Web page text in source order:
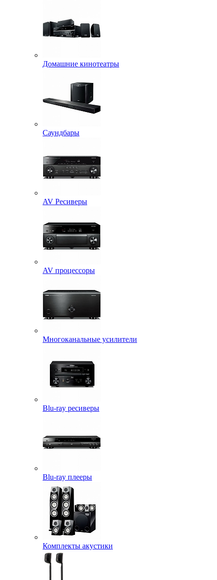
Домашние кинотеатры
Саундбары
AV Ресиверы
AV процессоры
Многоканальные усилители
Blu-ray ресиверы
Blu-ray плееры
Комплекты акустики